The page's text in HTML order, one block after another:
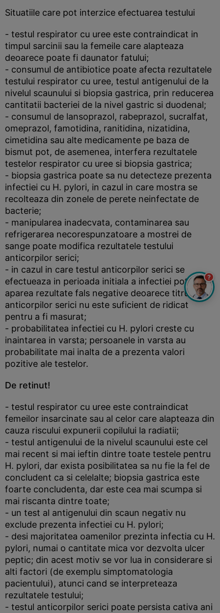
Situatiile care pot interzice efectuarea testului
- testul respirator cu uree este contraindicat in
timpul sarcinii sau la femeile care alapteaza
deoarece poate fi daunator fatului;
- consumul de antibiotice poate afecta rezultatele
testului respirator cu uree, testul antigenului de la
nivelul scaunului si biopsia gastrica, prin reducerea
cantitatii bacteriei de la nivel gastric si duodenal;
- consumul de lansoprazol, rabeprazol, sucralfat,
omeprazol, famotidina, ranitidina, nizatidina,
cimetidina sau alte medicamente pe baza de
bismut pot, de asemenea, interfera rezultatele
testelor respirator cu uree si biopsia gastrica;
- biopsia gastrica poate sa nu detecteze prezenta
infectiei cu H. pylori, in cazul in care mostra se
recolteaza din zonele de perete neinfectate de
bacterie;
- manipularea inadecvata, contaminarea sau
refrigerarea necorespunzatoare a mostrei de
sange poate modifica rezultatele testului
anticorpilor serici;
- in cazul in care testul anticorpilor serici se
efectueaza in perioada initiala a infectiei pot
aparea rezultate fals negative deoarece titrul
anticorpilor serici nu este suficient de ridicat
pentru a fi masurat;
- probabilitatea infectiei cu H. pylori creste cu
inaintarea in varsta; persoanele in varsta au
probabilitate mai inalta de a prezenta valori
pozitive ale testelor.
De retinut!
- testul respirator cu uree este contraindicat
femeilor insarcinate sau al celor care alapteaza din
cauza riscului expunerii copilului la radiatii;
- testul antigenului de la nivelul scaunului este cel
mai recent si mai ieftin dintre toate testele pentru
H. pylori, dar exista posibilitatea sa nu fie la fel de
concludent ca si celelalte; biopsia gastrica este
foarte concludenta, dar este cea mai scumpa si
mai riscanta dintre toate;
- un test al antigenului din scaun negativ nu
exclude prezenta infectiei cu H. pylori;
- desi majoritatea oamenilor prezinta infectia cu H.
pylori, numai o cantitate mica vor dezvolta ulcer
peptic; din acest motiv se vor lua in considerare si
alti factori (de exemplu simptomatologia
pacientului), atunci cand se interpreteaza
rezultatele testului;
- testul anticorpilor serici poate persista cativa ani
?